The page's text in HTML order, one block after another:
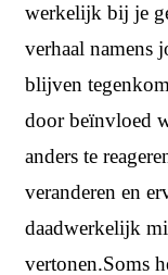
werkelijk bij je
verhaal namens
blijven
door beïnvloed
anders te
veranderen en
daadwerkelijk
vertonen.Soms